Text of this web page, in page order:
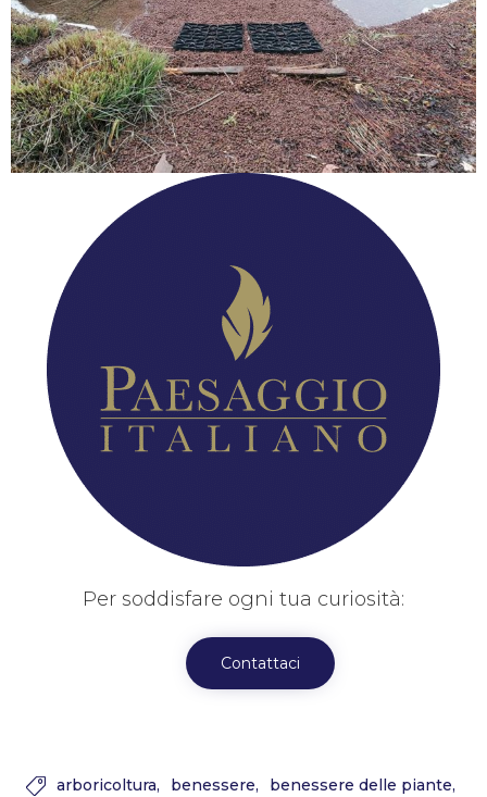
Per soddisfare ogni tua curiosità:
Contattaci
 arboricoltura benessere
benessere delle piante